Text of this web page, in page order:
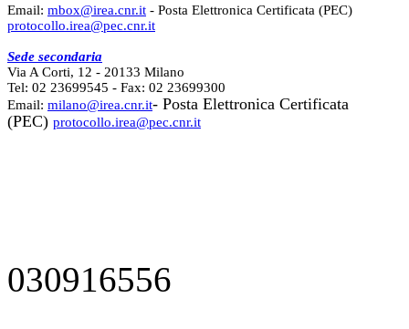
Email: mbox@irea.cnr.it - Posta Elettronica Certificata (PEC)
protocollo.irea@pec.cnr.it
Sede secondaria
Via A Corti, 12 - 20133 Milano
Tel: 02 23699545 - Fax: 02 23699300
Email: milano@irea.cnr.it- Posta Elettronica Certificata
(PEC) protocollo.irea@pec.cnr.it
030916556